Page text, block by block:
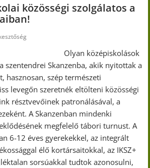
közösségi szolgálatos a
Olyan középiskolások
szentendrei Skanzenba, akik nyitottak a
hasznosan, szép természeti
levegőn szeretnék eltölteni közösségi
résztvevőinek patronálásával, a
A Skanzenban mindenki
megfelelő tábori turnust. A
6-12 éves gyerekekkel, az integrált
élő kortársaitokkal, az IKSZ+
sorsúakkal tudtok azonosulni,